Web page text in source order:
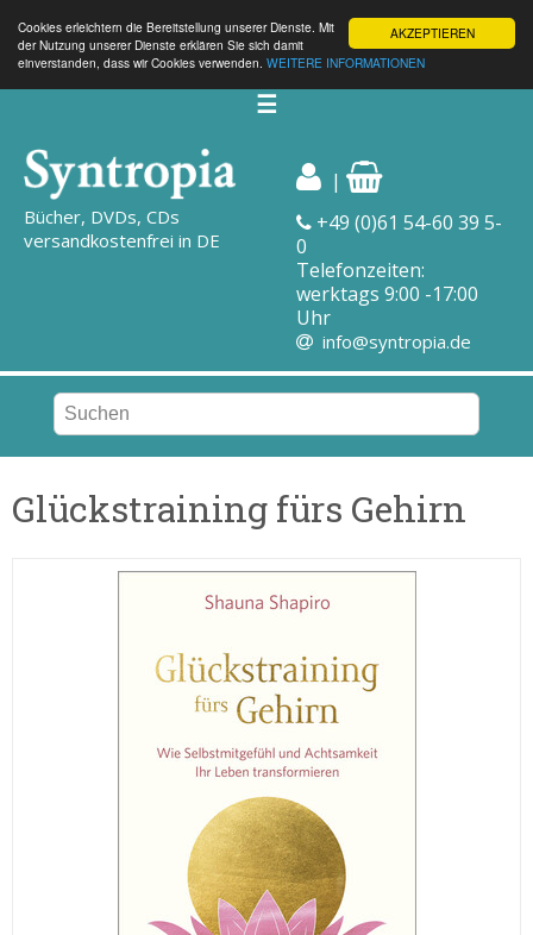
AKZEPTIEREN
Cookies erleichtern die Bereitstellung unserer Dienste. Mit
der Nutzung unserer Dienste erklären Sie sich damit
einverstanden, dass wir Cookies verwenden. WEITERE INFORMATIONEN
☰
Bücher, DVDs, CDs
versandkostenfrei in DE
|
+49 (0)61 54-60 39 5-
0
Telefonzeiten:
werktags 9:00 -17:00
Uhr
info@syntropia.de
Glückstraining fürs Gehirn